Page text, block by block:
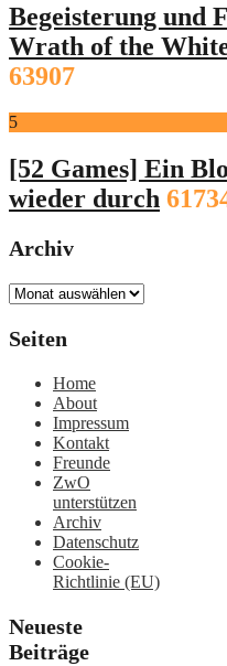
Begeisterung und
Wrath of the
63907
5
[52 Games] Ein
wieder durch
Archiv
Archiv
Seiten
Home
About
Impressum
Kontakt
Freunde
ZwO
unterstützen
Archiv
Datenschutz
Cookie-
Richtlinie (EU)
Neueste
Beiträge